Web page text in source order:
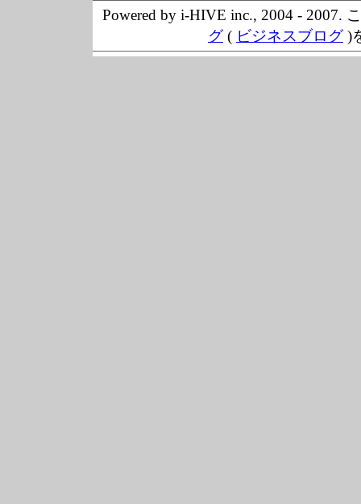
Powered by i-HIVE inc., 2004 - 2007.
グ( ビジネスブログ)